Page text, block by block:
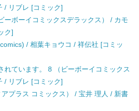
/ リブレ [コミック]
ーボーイコミックスデラックス） / カモ
ク]
/ 相葉キョウコ / 祥伝社 [コミッ
れています。 8 （ビーボーイコミックス
/ リブレ [コミック]
プラス コミックス） / 宝井 理人 / 新書